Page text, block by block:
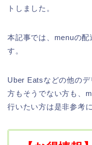
トしました。
本記事では、menuの配
す。
Uber Eatsなどの他の
方もそうでない方も、
行いたい方は是非参考